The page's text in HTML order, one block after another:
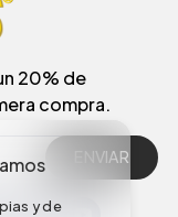
y de
20% de
compra.
ENVIAR